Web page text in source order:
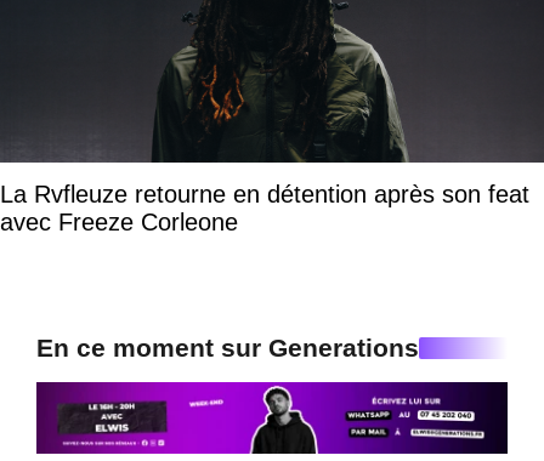
La Rvfleuze retourne en détention après son feat
avec Freeze Corleone
En ce moment sur Generations